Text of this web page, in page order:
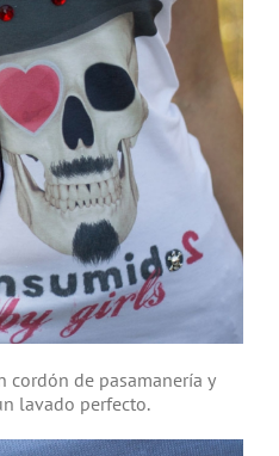
cordón de pasamanería y
lavado perfecto.